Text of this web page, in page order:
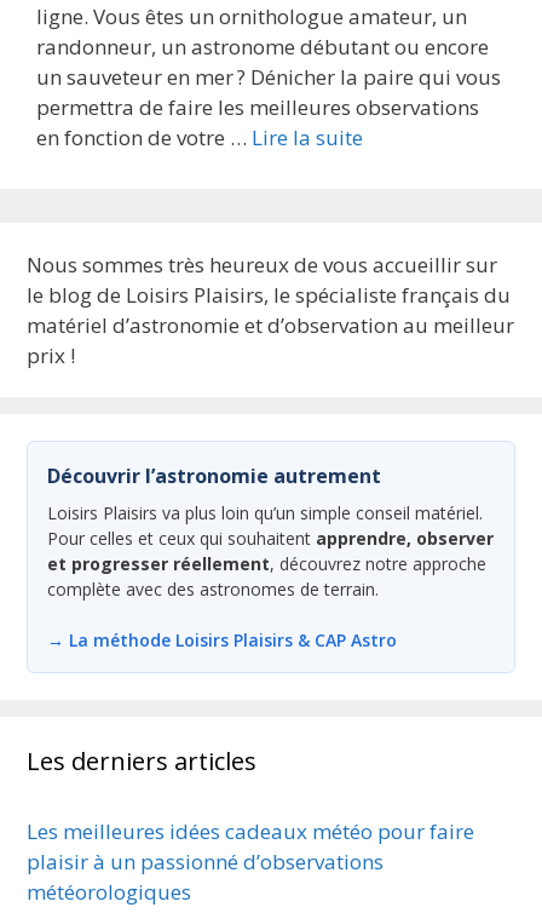
ligne. Vous êtes un ornithologue amateur, un
randonneur, un astronome débutant ou encore
un sauveteur en mer ? Dénicher la paire qui vous
permettra de faire les meilleures observations
en fonction de votre … Lire la suite
Nous sommes très heureux de vous accueillir sur
le blog de Loisirs Plaisirs, le spécialiste français du
matériel d’astronomie et d’observation au meilleur
prix !
Découvrir l’astronomie autrement
Loisirs Plaisirs va plus loin qu’un simple conseil matériel.
Pour celles et ceux qui souhaitent apprendre, observer
et progresser réellement, découvrez notre approche
complète avec des astronomes de terrain.
→ La méthode Loisirs Plaisirs & CAP Astro
Les derniers articles
Les meilleures idées cadeaux météo pour faire
plaisir à un passionné d’observations
météorologiques